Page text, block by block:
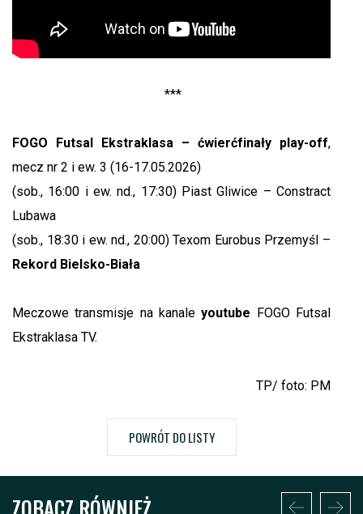
***
FOGO Futsal Ekstraklasa – ćwierćfinały play-off,
mecz nr 2 i ew. 3 (16-17.05.2026)
(sob., 16:00 i ew. nd., 17:30) Piast Gliwice – Constract
Lubawa
(sob., 18:30 i ew. nd., 20:00) Texom Eurobus Przemyśl –
Rekord Bielsko-Biała
Meczowe transmisje na kanaleyoutube FOGO Futsal
Ekstraklasa TV.
TP/ foto: PM
POWRÓT DO LISTY
ZOBACZ RÓWNIEŻ